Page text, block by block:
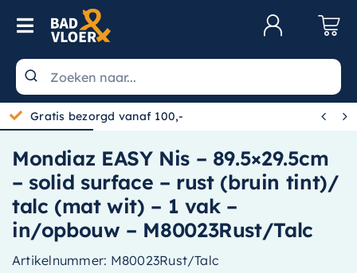
Skip to content
Toggle Navigation
Wastafels
Toiletten
Spiegels
Kranen
Douche
Badkamermeubels
Gratis bezorgd vanaf 100,-  
Mondiaz EASY Nis – 89.5×29.5cm
– solid surface – rust (bruin tint)/
talc (mat wit) – 1 vak –
in/opbouw – M80023Rust/Talc
Artikelnummer: M80023Rust/Talc